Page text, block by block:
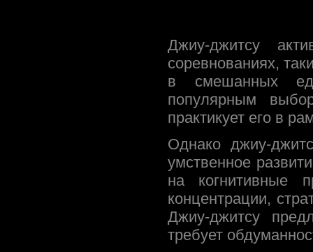
Джиу-джитсу
соревнованиях,
в смешанных
популярным
практикует его в
Однако джиу-
умственное
на когнитивные
концентрации,
Джиу-джитсу
требует